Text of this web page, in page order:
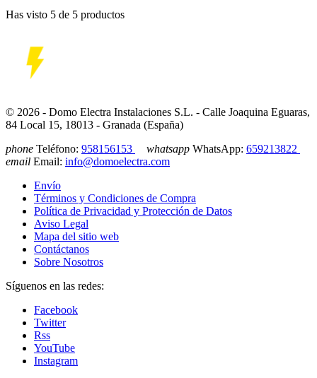
Has visto 5 de 5 productos
© 2026 - Domo Electra Instalaciones S.L. - Calle Joaquina Eguaras,
84 Local 15, 18013 - Granada (España)
phone Teléfono: 958156153 whatsapp WhatsApp: 659213822
email Email: info@domoelectra.com
Envío
Términos y Condiciones de Compra
Política de Privacidad y Protección de Datos
Aviso Legal
Mapa del sitio web
Contáctanos
Sobre Nosotros
Síguenos en las redes:
Facebook
Twitter
Rss
YouTube
Instagram